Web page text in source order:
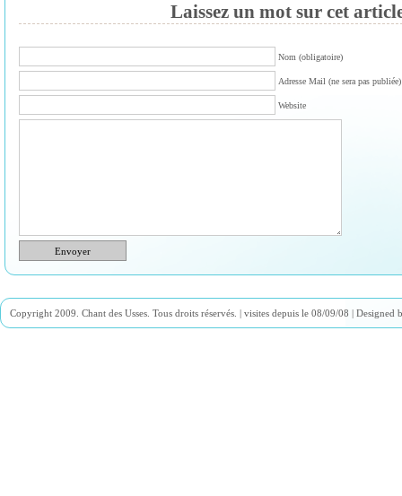
Laissez un mot sur cet
Nom (obligatoire)
Adresse Mail (ne sera pas
Website
Envoyer
Copyright 2009. Chant des Usses. Tous droits réservés. | visites depuis le 08/09/08 | Designed